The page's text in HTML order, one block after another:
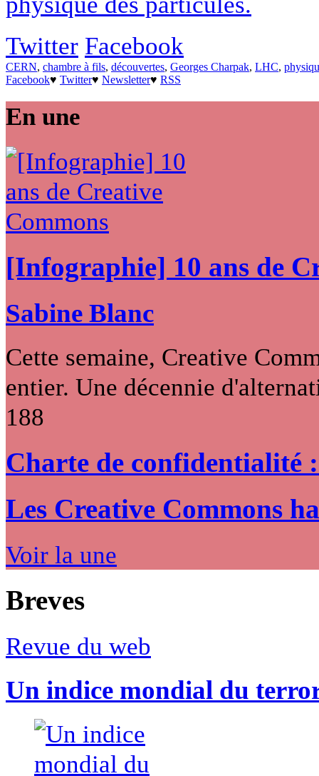
Twitter Facebook
CERN, chambre à fils, découvertes, Georges Charpak, LHC,
Facebook♥ Twitter♥ Newsletter♥ RSS
En une
[Infographie] 10 ans de
Sabine Blanc
Cette semaine, Creative
entier. Une décennie
188
Charte de confidentialité
Les Creative Commons
Voir la une
Breves
Revue du web
Un indice mondial du